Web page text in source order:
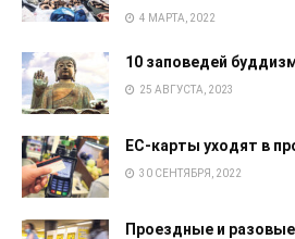
4 МАРТА, 2022
10 заповедей
25 АВГУСТА, 2023
EC-карты уходят в
30 СЕНТЯБРЯ, 2022
Проездные и